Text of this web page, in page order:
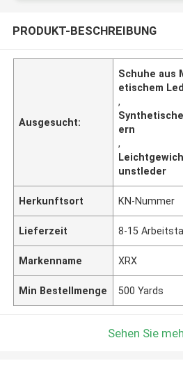
PRODUKT-BESCHREIBUNG
Ausgesucht:
Schuhe aus
etischem
,
ern
,
unstleder
Herkunftsort KN-Nummer
Lieferzeit 8-15
Markenname XRX
Min Bestellmenge 500 Yards
Sehen Sie